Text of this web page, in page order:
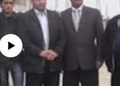
currently available